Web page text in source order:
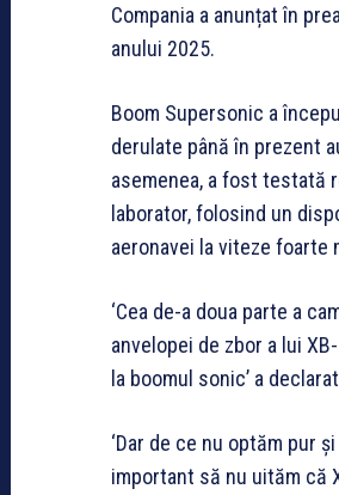
Compania a anunțat în
anului 2025.
Boom Supersonic a
derulate până în prezent
asemenea, a fost testată
laborator, folosind un
aeronavei la viteze foarte
‘Cea de-a doua parte a
anvelopei de zbor a lui
la boomul sonic’ a
‘Dar de ce nu optăm pur
important să nu uităm că